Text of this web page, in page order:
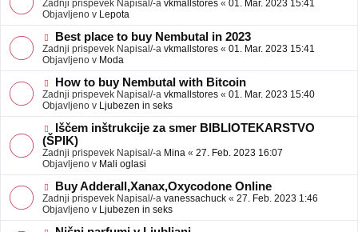
a
v
e
v
e
o
b
j
a
v
e
Zadnji prispevek Napisal/-a vkmallstores « 01. Mar. 2023 15:41
Objavljeno v Lepota
N
o
v
e
o
b
j
a
v
e
Best place to buy Nembutal in 2023
Zadnji prispevek Napisal/-a vkmallstores « 01. Mar. 2023 15:41
Objavljeno v Moda
N
o
v
e
o
b
j
a
v
e
How to buy Nembutal with Bitcoin
Zadnji prispevek Napisal/-a vkmallstores « 01. Mar. 2023 15:40
Objavljeno v Ljubezen in seks
N
o
v
e
o
b
j
a
v
e
Iščem inštrukcije za smer BIBLIOTEKARSTVO
(ŠPIK)
Zadnji prispevek Napisal/-a Mina « 27. Feb. 2023 16:07
Objavljeno v Mali oglasi
N
o
v
e
Buy Adderall,Xanax,Oxycodone Online
Zadnji prispevek Napisal/-a vanessachuck « 27. Feb. 2023 1:46
Objavljeno v Ljubezen in seks